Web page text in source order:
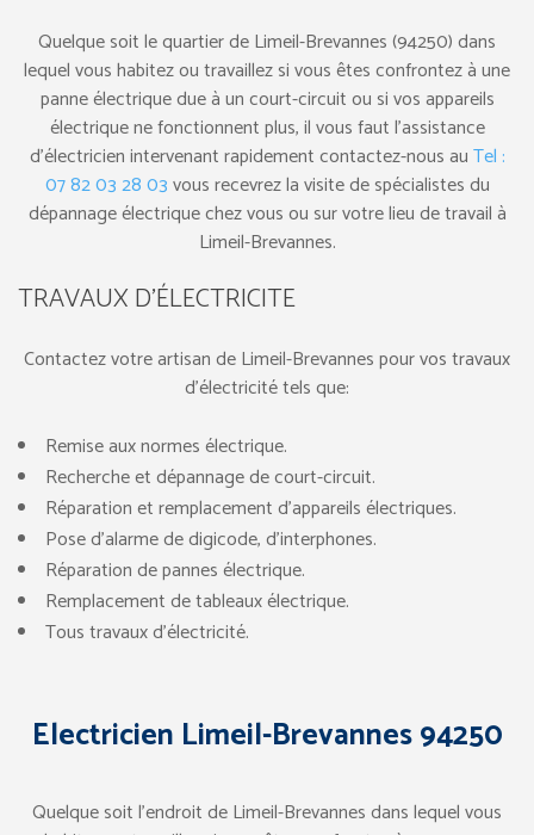
Quelque soit le quartier de Limeil-Brevannes (94250) dans
lequel vous habitez ou travaillez si vous êtes confrontez à une
panne électrique due à un court-circuit ou si vos appareils
électrique ne fonctionnent plus, il vous faut l’assistance
d’électricien intervenant rapidement contactez-nous auTel :
07 82 03 28 03vous recevrez la visite de spécialistes du
dépannage électrique chez vous ou sur votre lieu de travail à
Limeil-Brevannes.
TRAVAUX D’ÉLECTRICITE
Contactez votre artisan de Limeil-Brevannes pour vos travaux
d’électricité tels que:
Remise aux normes électrique.
Recherche et dépannage de court-circuit.
Réparation et remplacement d’appareils électriques.
Pose d’alarme de digicode, d’interphones.
Réparation de pannes électrique.
Remplacement de tableaux électrique.
Tous travaux d’électricité.
Electricien Limeil-Brevannes 94250
Quelque soit l’endroit de Limeil-Brevannes dans lequel vous